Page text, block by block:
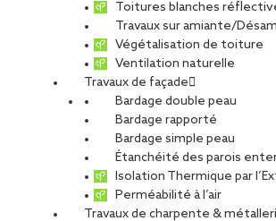
Toitures blanches
Travaux sur amiante/
Végétalisation de toiture
Ventilation naturelle
Travaux de façade
Bardage double peau
Bardage rapporté
Bardage simple peau
Étanchéité des parois
Isolation Thermique par
Perméabilité à l’air
Travaux de charpente &